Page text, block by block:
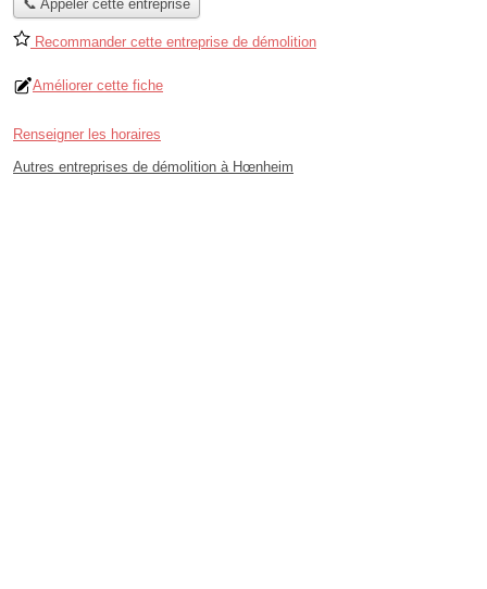
📞 Appeler cette entreprise
Recommander cette entreprise de démolition
Améliorer cette fiche
Renseigner les horaires
Autres entreprises de démolition à Hœnheim